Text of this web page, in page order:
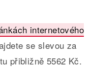
internetového
se slevou za
přibližně 5562 Kč.